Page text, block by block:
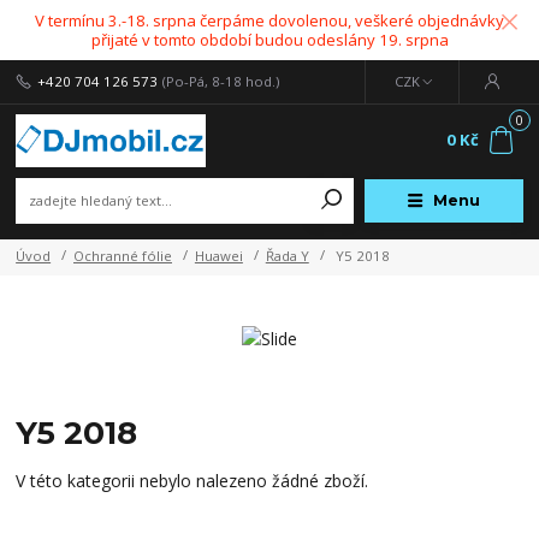
V termínu 3.-18. srpna čerpáme dovolenou, veškeré objednávky
přijaté v tomto období budou odeslány 19. srpna
Menu
CZK
+420 704 126 573 (Po-Pá, 8-18 hod.)
0
0 Kč
Úvod Ochranné fólie Huawei Řada Y Y5 2018
Y5 2018
V této kategorii nebylo nalezeno žádné zboží.